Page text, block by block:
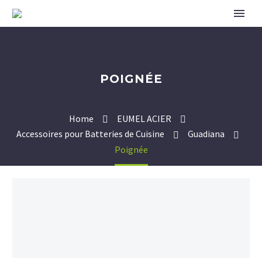
POIGNÉE
Home
EUMEL ACIER
Accessoires pour Batteries de Cuisine
Guadiana
Poignée